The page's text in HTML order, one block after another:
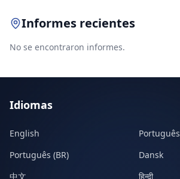
Informes recientes
No se encontraron informes.
Idiomas
English
Português
Português (BR)
Dansk
中文
हिन्दी